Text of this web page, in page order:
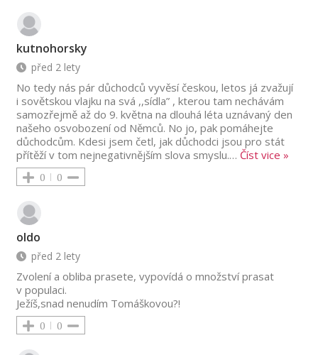
kutnohorsky
před 2 lety
No tedy nás pár důchodců vyvěsí českou, letos já zvažují
i sovětskou vlajku na svá ,,sídla” , kterou tam nechávám
samozřejmě až do 9. května na dlouhá léta uznávaný den
našeho osvobození od Němců. No jo, pak pomáhejte
důchodcům. Kdesi jsem četl, jak důchodci jsou pro stát
přítěží v tom nejnegativnějším slova smyslu.… Číst vice »
0 0
oldo
před 2 lety
Zvolení a obliba prasete, vypovídá o množství prasat
v populaci.
Ježíš,snad nenudím Tomáškovou?!
0 0